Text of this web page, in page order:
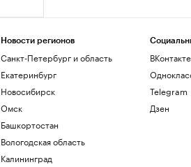
Новости регионов
Санкт-Петербург и область
Екатеринбург
Новосибирск
Омск
Башкортостан
Вологодская область
Калининград
ВКонтакте
Telegram
Дзен